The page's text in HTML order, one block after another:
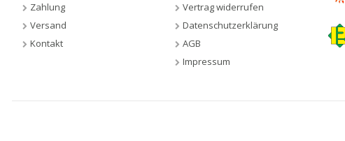
Zahlung
Versand
Kontakt
Vertrag widerrufen
Datenschutzerklärung
AGB
Impressum